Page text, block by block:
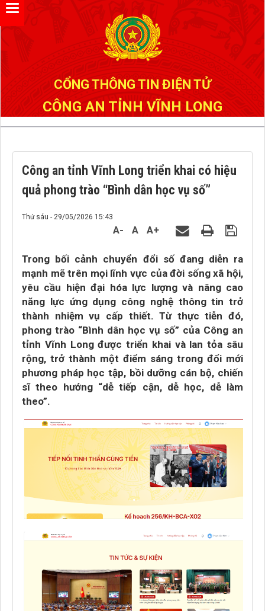
CỔNG THÔNG TIN ĐIỆN TỬ
CÔNG AN TỈNH VĨNH LONG
Công an tỉnh Vĩnh Long triển khai có hiệu
quả phong trào “Bình dân học vụ số”
Thứ sáu - 29/05/2026 15:43
A- A A+
‎Trong bối cảnh chuyển đổi số đang diễn ra
mạnh mẽ trên mọi lĩnh vực của đời sống xã hội,
yêu cầu hiện đại hóa lực lượng và nâng cao
năng lực ứng dụng công nghệ thông tin trở
thành nhiệm vụ cấp thiết. Từ thực tiễn đó,
phong trào “Bình dân học vụ số” của Công an
tỉnh Vĩnh Long được triển khai và lan tỏa sâu
rộng, trở thành một điểm sáng trong đổi mới
phương pháp học tập, bồi dưỡng cán bộ, chiến
sĩ theo hướng “dễ tiếp cận, dễ học, dễ làm
theo”.